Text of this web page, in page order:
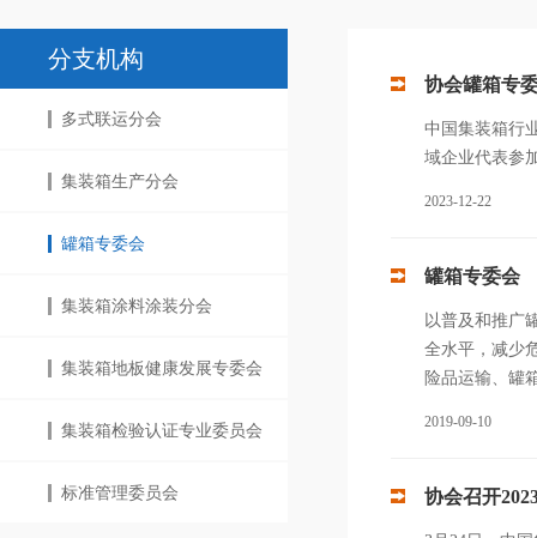
分支机构
多式联运分会
集装箱生产分会
罐箱专委会
集装箱涂料涂装分会
集装箱地板健康发展专委会
集装箱检验认证专业委员会
标准管理委员会
协会罐箱专
中国集装箱行
域企业代表参
2023-12-22
罐箱专委会
以普及和推广
全水平，减少
险品运输、罐
2019-09-10
协会召开